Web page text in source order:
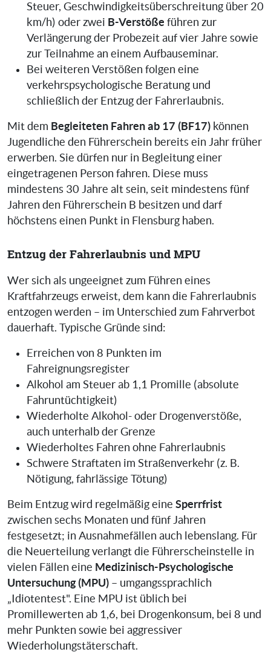
Steuer, Geschwindigkeitsüberschreitung über 20
km/h) oder zwei B-Verstöße führen zur
Verlängerung der Probezeit auf vier Jahre sowie
zur Teilnahme an einem Aufbauseminar.
Bei weiteren Verstößen folgen eine
verkehrspsychologische Beratung und
schließlich der Entzug der Fahrerlaubnis.
Mit dem Begleiteten Fahren ab 17 (BF17) können
Jugendliche den Führerschein bereits ein Jahr früher
erwerben. Sie dürfen nur in Begleitung einer
eingetragenen Person fahren. Diese muss
mindestens 30 Jahre alt sein, seit mindestens fünf
Jahren den Führerschein B besitzen und darf
höchstens einen Punkt in Flensburg haben.
Entzug der Fahrerlaubnis und MPU
Wer sich als ungeeignet zum Führen eines
Kraftfahrzeugs erweist, dem kann die Fahrerlaubnis
entzogen werden – im Unterschied zum Fahrverbot
dauerhaft. Typische Gründe sind:
Erreichen von 8 Punkten im
Fahreignungsregister
Alkohol am Steuer ab 1,1 Promille (absolute
Fahruntüchtigkeit)
Wiederholte Alkohol- oder Drogenverstöße,
auch unterhalb der Grenze
Wiederholtes Fahren ohne Fahrerlaubnis
Schwere Straftaten im Straßenverkehr (z. B.
Nötigung, fahrlässige Tötung)
Beim Entzug wird regelmäßig eine Sperrfrist
zwischen sechs Monaten und fünf Jahren
festgesetzt; in Ausnahmefällen auch lebenslang. Für
die Neuerteilung verlangt die Führerscheinstelle in
vielen Fällen eine Medizinisch-Psychologische
Untersuchung (MPU) – umgangssprachlich
„Idiotentest". Eine MPU ist üblich bei
Promillewerten ab 1,6, bei Drogenkonsum, bei 8 und
mehr Punkten sowie bei aggressiver
Wiederholungstäterschaft.